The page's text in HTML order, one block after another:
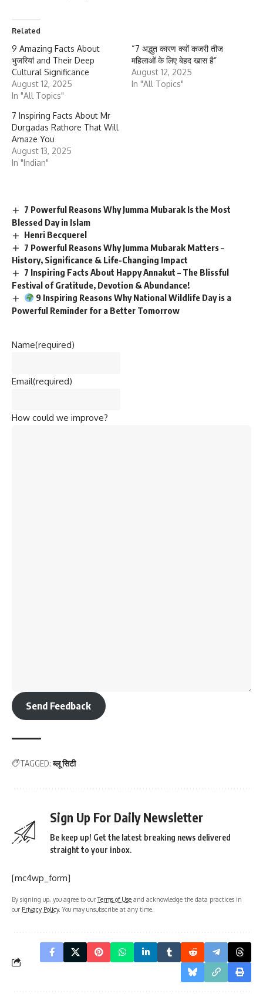
Related
9 Amazing Facts About
भुजरियां and Their Deep
Cultural Significance
August 12, 2025
In "All Topics"
“7 अद्भुत कारण क्यों कजरी तीज
महिलाओं के लिए बेहद खास है”
August 12, 2025
In "All Topics"
7 Inspiring Facts About Mr
Durgadas Rathore That Will
Amaze You
August 13, 2025
In "Indian"
7 Powerful Reasons Why Jumma Mubarak Is the Most
Blessed Day in Islam
Henri Becquerel
7 Powerful Reasons Why Jumma Mubarak Matters –
History, Significance & Life-Changing Impact
7 Inspiring Facts About Happy Annakut – The Blissful
Festival of Gratitude, Devotion & Abundance!
9 Inspiring Reasons Why National Wildlife Day is a
Powerful Reminder for a Better Tomorrow
Name(required)
Email(required)
How could we improve?
Send Feedback
TAGGED: ब्लू सिटी
Sign Up For Daily Newsletter
Be keep up! Get the latest breaking news delivered
straight to your inbox.
[mc4wp_form]
By signing up, you agree to ourTerms of Use and acknowledge the data practices in
our Privacy Policy. You may unsubscribe at any time.